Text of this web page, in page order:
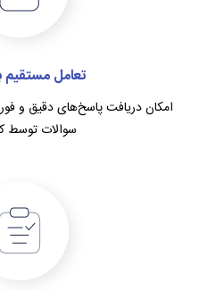
تعامل مستقیم
امکان دریافت پاسخ‌های دقیق و
سوالات توسط